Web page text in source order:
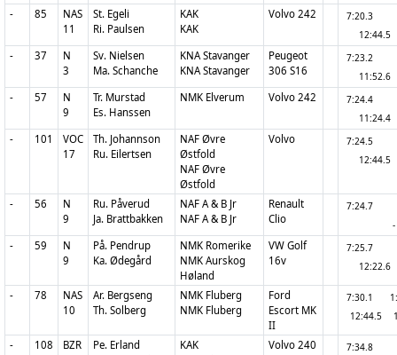
- 85
NAS
11
St. Egeli
Ri. Paulsen
KAK
KAK
Volvo 242
7:20.3
12:44.5
- 37
N
3
Sv. Nielsen
Ma. Schanche
KNA Stavanger
KNA Stavanger
Peugeot
306 S16
7:23.2
11:52.6
- 57
N
9
Tr. Murstad
Es. Hanssen
NMK Elverum Volvo 242
7:24.4
11:24.4
- 101
VOC
17
Th. Johannson
Ru. Eilertsen
NAF Øvre
Østfold
NAF Øvre
Østfold
Volvo
7:24.5
12:44.5
- 56
N
9
Ru. Påverud
Ja. Brattbakken
NAF A & B Jr
NAF A & B Jr
Renault
Clio
7:24.7
-
- 59
N
9
På. Pendrup
Ka. Ødegård
NMK Romerike
NMK Aurskog
Høland
VW Golf
16v
7:25.7
12:22.6
- 78
NAS
10
Ar. Bergseng
Th. Solberg
NMK Fluberg
NMK Fluberg
Ford
Escort MK
II
7:30.1
12:44.5
- 108
BZR
Pe. Erland
KAK
Volvo 240
7:34.8